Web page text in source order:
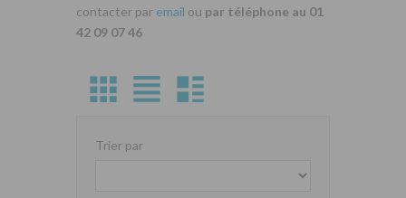
contacter par email ou par téléphone au 01
42 09 07 46
Trier par